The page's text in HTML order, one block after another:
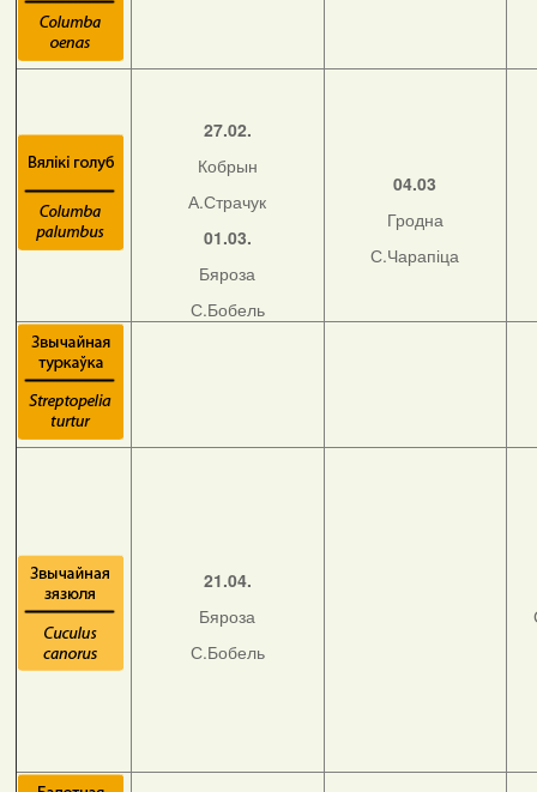
27.02.
Кобрын
А.Страчук
01.03.
Бяроза
С.Бобель
04.03
Гродна
С.Чарапіца
21.04.
Бяроза
С.Бобель